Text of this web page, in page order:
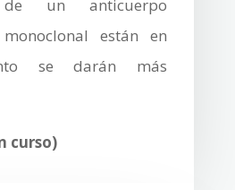
de un anticuerpo
están en
se darán más
curso)